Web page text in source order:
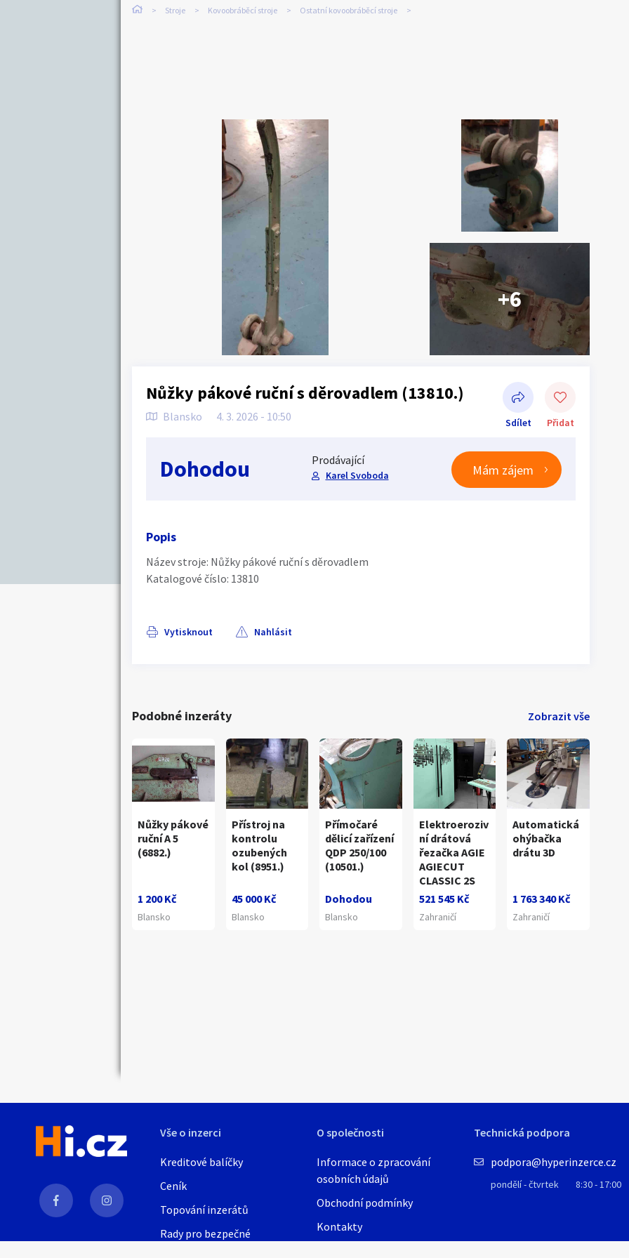
Stroje Kovoobráběcí stroje Ostatní kovoobráběcí stroje
+6
Nůžky pákové ruční s děrovadlem (13810.)
Blansko 4. 3. 2026 - 10:50 Sdílet Přidat
Sdílet na Facebooku
Dohodou Prodávající
Karel Svoboda Mám zájem
Popis
Název stroje: Nůžky pákové ruční s děrovadlem
Katalogové číslo: 13810
Vytisknout Nahlásit
Podobné inzeráty Zobrazit vše
Nůžky pákové
ruční A 5
(6882.)
1 200 Kč
Blansko
Přístroj na
kontrolu
ozubených
kol (8951.)
45 000 Kč
Blansko
Přímočaré
dělicí zařízení
QDP 250/100
(10501.)
Dohodou
Blansko
Elektroeroziv
ní drátová
řezačka AGIE
AGIECUT
CLASSIC 2S
521 545 Kč
Zahraničí
Automatická
ohýbačka
drátu 3D
1 763 340 Kč
Zahraničí
Vše o inzerci
Kreditové balíčky
Ceník
Topování inzerátů
Rady pro bezpečné
O společnosti
Informace o zpracování
osobních údajů
Obchodní podmínky
Kontakty
Technická podpora
podpora@hyperinzerce.cz
pondělí - čtvrtek 8:30 - 17:00